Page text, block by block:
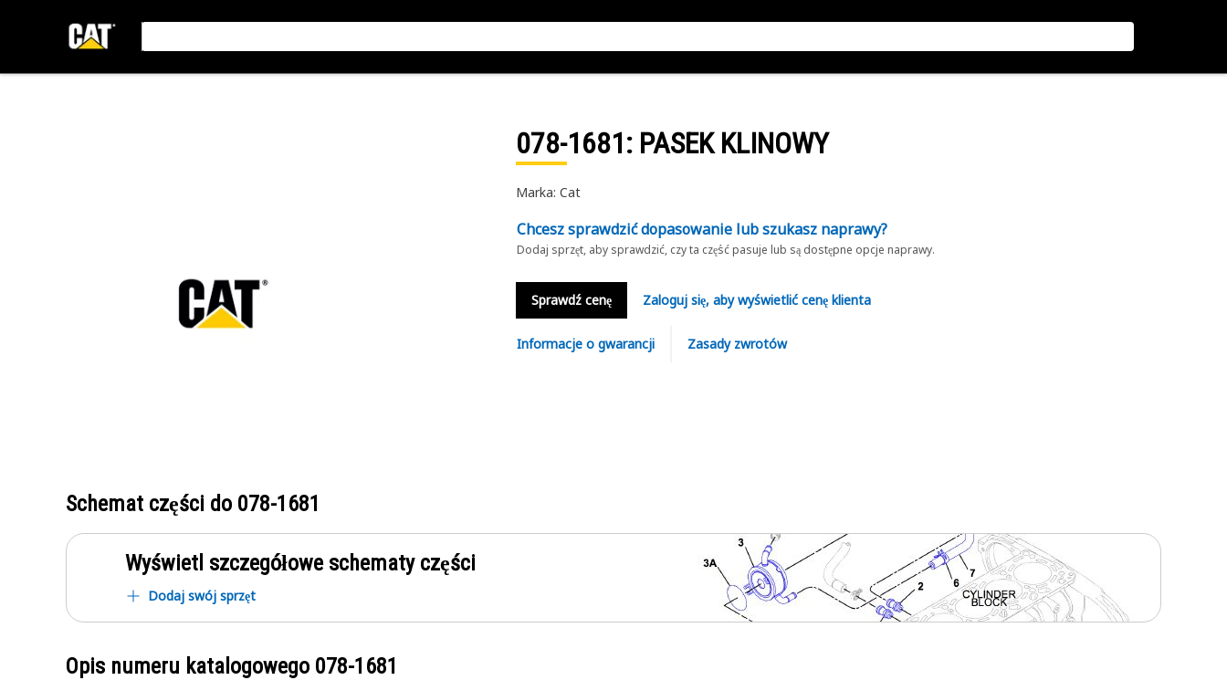
078-1681: PASEK KLINOWY
Marka: Cat
Chcesz sprawdzić dopasowanie lub szukasz naprawy?
Dodaj sprzęt, aby sprawdzić, czy ta część pasuje lub są dostępne opcje naprawy.
Sprawdź cenę Zaloguj się, aby wyświetlić cenę klienta
Informacje o gwarancji Zasady zwrotów
Schemat części do 078-1681
Wyświetl szczegółowe schematy części
Dodaj swój sprzęt
Opis numeru katalogowego 078-1681